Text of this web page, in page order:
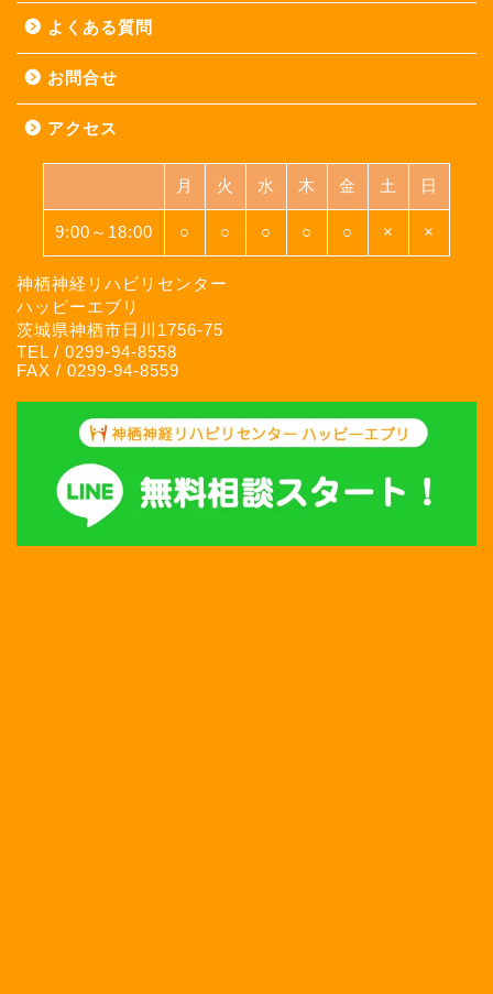
よくある質問
お問合せ
アクセス
月 火 水 木 金 土 日
9:00～18:00 ○ ○ ○ ○ ○ × ×
神栖神経リハビリセンター
ハッピーエブリ
茨城県神栖市日川1756-75
TEL / 0299-94-8558
FAX / 0299-94-8559